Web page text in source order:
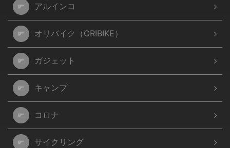
アルインコ
オリバイク（ORIBIKE）
ガジェット
キャンプ
コロナ
サイクリング